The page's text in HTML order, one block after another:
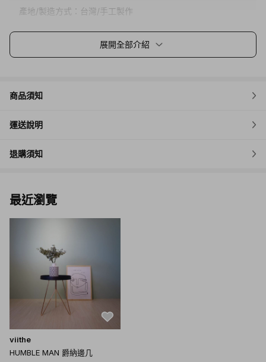
展開全部介紹
產地/製造方式：台灣/手工製作
-商品保固：在一般正常使用情況下，非人為外力(如：切割或
刮傷、撞擊等)及非不當的放置商品於直接受日曬或潮濕的環境
地震、水災、火災、颱風等)造成而出現之瑕疪，viithe提供一
-請勿以化學清潔劑做清潔，日常以乾抹布或微溼抹布做清潔
變形的可能。
注意事項
-商品無海外運送。
等)及外島
商品須知
運送說明
退購須知
最近瀏覽
viithe
HUMBLE MAN 爵納邊几